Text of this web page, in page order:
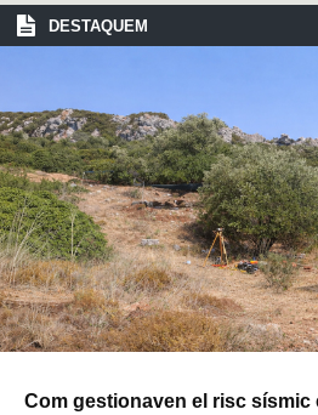
DESTAQUEM
Com gestionaven el risc sísmic